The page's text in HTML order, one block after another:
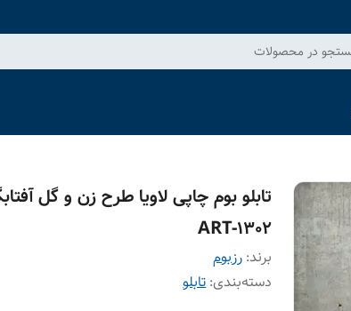
در محصولات
تابلو بوم چاپی لاویا طرح زن و گل
ART-1302
برند: رزبوم
دسته‌بندی:تابلو